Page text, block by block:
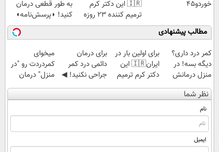
خوردو45
🇮🇷 این دکتر کرم
ترمیم کننده 23 روزه
ساخت!
به طور قطعی درمان
کنید! ◗پرسش‌نامه◖
مطالب پیشنهادی
کمر درد داری؟
دیگه بسه! در
منزل درمانش
کن
(◀پرسش‌نامه)
برای اولین بار در
ایران🇮🇷 این
دکتر کرم ترمیم
کننده 23 روزه
برای درمان
دائمی درد کمر
جراحی نکنید! ◀
پرسش‌نامه رو پر
میخوای
کمردردت رو "در
منزل" درمان
کنی؟ (◂فیلم +
نظر شما
نام
ایمیل